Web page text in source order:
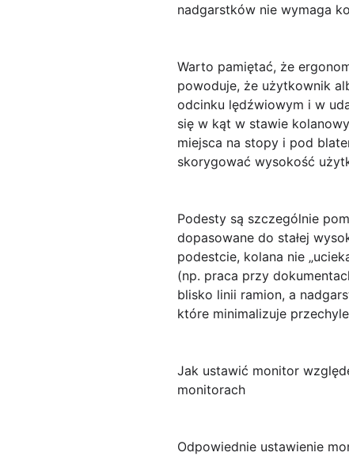
nadgarstków nie wymaga
Warto pamiętać, że
powoduje, że użytkownik
odcinku lędźwiowym i w
się w kąt w stawie
miejsca na stopy i pod
skorygować wysokość
Podesty są szczególnie
dopasowane do stałej
podestcie, kolana nie
(np. praca przy
blisko linii ramion, a
które minimalizuje
Jak ustawić monitor
monitorach
Odpowiednie ustawienie